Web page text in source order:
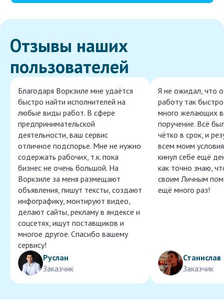
Отзывы наших
пользователей
Благодаря Воркзиле мне удаётся
быстро найти исполнителей на
любые виды работ. В сфере
предпринимательской
деятельности, ваш сервис
отличное подспорье. Мне не нужно
содержать рабочих, т.к. пока
бизнес не очень большой. На
Воркзиле за меня размещают
объявления, пишут тексты, создают
инфографику, монтируют видео,
делают сайты, рекламу в яндексе и
соцсетях, ищут поставщиков и
многое другое. Спасибо вашему
сервису!
Руслан
Заказчик
Я не ожидал, что
работу так
много желающих
поручение. Всё
чётко в срок, и
всем моим
кинул себе ещё
как точно знаю,
своим Личным
ещё много раз!
Станислав
Заказчик